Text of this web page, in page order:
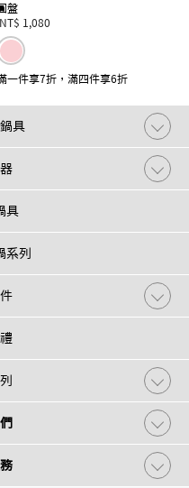
盤
NT$ 1,080
一件享7折，滿四件享6折
具
具
系列